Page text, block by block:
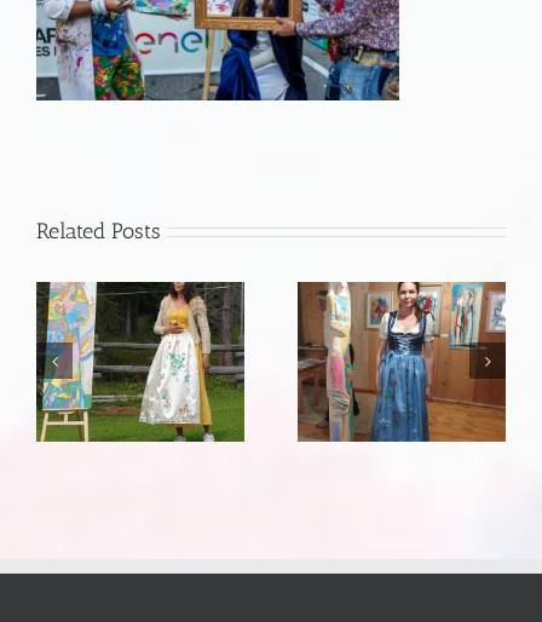
Related Posts